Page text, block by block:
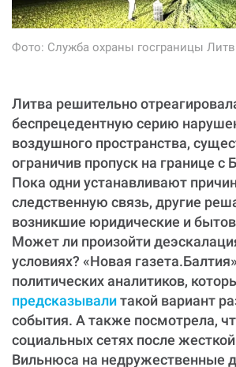
Фото: Служба охраны госграницы
Литва решительно
беспрецедентную серию
воздушного пространства,
ограничив пропуск на границе с
Пока одни устанавливают
следственную связь, другие
возникшие юридические и
Может ли произойти
условиях? «Новая
политических аналитиков,
предсказывалитакой вариант
события. А также посмотрела,
социальных сетях после
Вильнюса на недружественные